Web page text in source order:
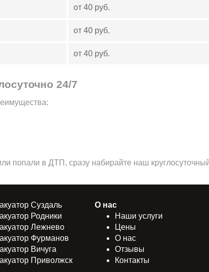
от 40 руб.
от 40 руб.
от 40 руб.
24/7
попали в ДТП, сразу набирайте наш
Суздаль
Родники
Лежнево
Фурманов
Вичуга
Приволжск
О нас
Наши услуги
Цены
О нас
Отзывы
Контакты